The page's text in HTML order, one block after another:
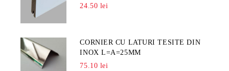
24.50 lei
CORNIER CU LATURI TESITE DIN
INOX L=A=25MM
75.10 lei